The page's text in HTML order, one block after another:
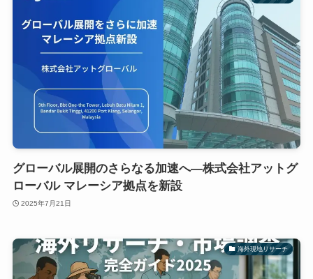
グローバル展開のさらなる加速へ―株式会社アットグ
ローバル マレーシア拠点を新設
2025年7月21日
海外現地リサーチ